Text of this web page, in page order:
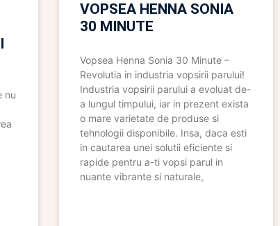
nu
VOPSEA HENNA SONIA
30 MINUTE
Vopsea Henna Sonia 30 Minute –
Revolutia in industria vopsirii parului!
Industria vopsirii parului a evoluat de-
a lungul timpului, iar in prezent exista
o mare varietate de produse si
tehnologii disponibile. Insa, daca esti
in cautarea unei solutii eficiente si
rapide pentru a-ti vopsi parul in
nuante vibrante si naturale,